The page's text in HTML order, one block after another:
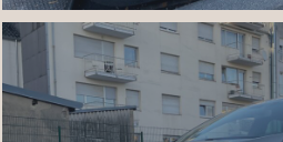
IMG_7450